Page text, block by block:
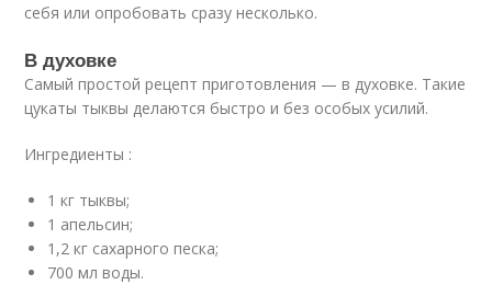
себя или опробовать сразу несколько.
В духовке
Самый простой рецепт приготовления — в духовке. Такие
цукаты тыквы делаются быстро и без особых усилий.
Ингредиенты :
1 кг тыквы;
1 апельсин;
1,2 кг сахарного песка;
700 мл воды.